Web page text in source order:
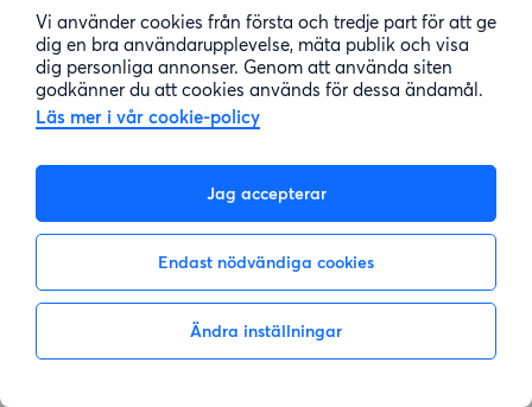
Vi använder cookies från första och tredje part för att ge
dig en bra användarupplevelse, mäta publik och visa
dig personliga annonser. Genom att använda siten
godkänner du att cookies används för dessa ändamål.
Läs mer i vår cookie-policy
Jag accepterar
Endast nödvändiga cookies
Ändra inställningar